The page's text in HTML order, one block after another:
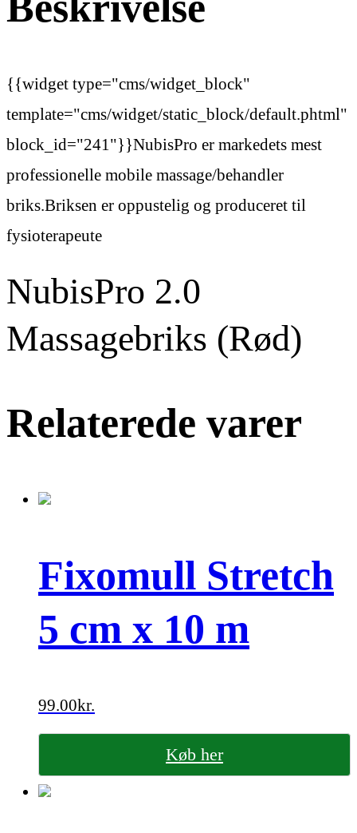
{{widget type="cms/widget_block"
template="cms/widget/static_block/default.phtml"
block_id="241"}}NubisPro er markedets mest
professionelle mobile massage/behandler
briks.Briksen er oppustelig og produceret til
fysioterapeute
NubisPro 2.0
Massagebriks (Rød)
Relaterede varer
Fixomull Stretch
5 cm x 10 m
99.00kr.
Køb her